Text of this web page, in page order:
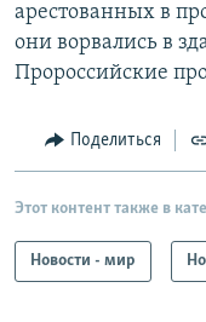
арестованных в
они ворвались в
Пророссийские
Поделиться
Этот контент также в
Новости - мир